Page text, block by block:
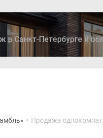
Санкт-Петербурге и
• Продажа